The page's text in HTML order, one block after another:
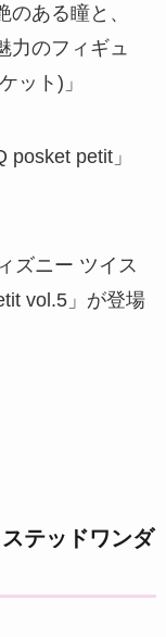
ある瞳と、
力のフィギュ
ット)」
posket petit」
ズニー ツイス
vol.5」が登場
テッドワンダ